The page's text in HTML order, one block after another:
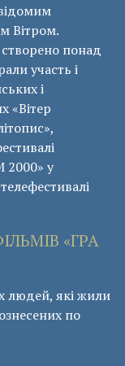
Вітром.
понад
участь і
і
«Вітер
2000» у
«ГРА
людей, які жили
по